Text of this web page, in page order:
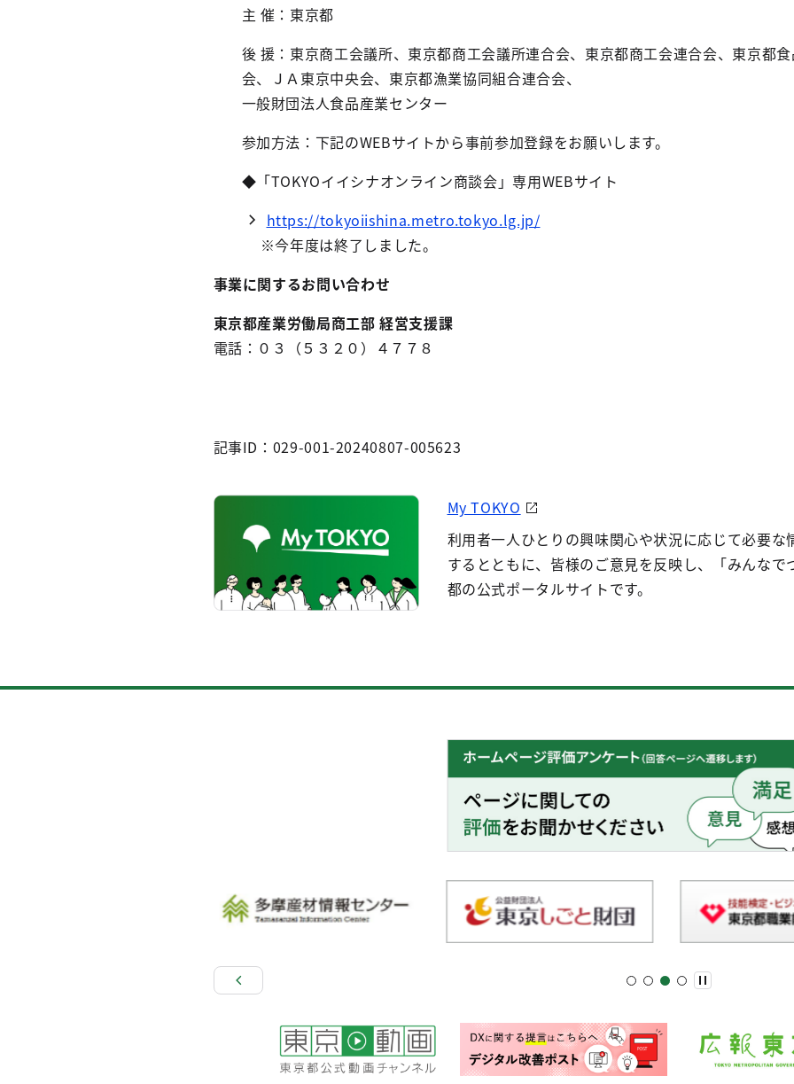
主 催：東京都
後 援：東京商工会議所、東京都商工会議所連合会、東京都商工会連合会、東京都
会、ＪＡ東京中央会、東京都漁業協同組合連合会、
一般財団法人食品産業センター
参加方法：下記のWEBサイトから事前参加登録をお願いします。
◆「TOKYOイイシナオンライン商談会」専用WEBサイト
https://tokyoiishina.metro.tokyo.lg.jp/
※今年度は終了しました。
事業に関するお問い合わせ
東京都産業労働局商工部 経営支援課
電話：０３（５３２０）４７７８
記事ID：029-001-20240807-005623
My TOKYO
利用者一人ひとりの興味関心や状況に応じて必要な
するとともに、皆様のご意見を反映し、「みんなで
都の公式ポータルサイトです。